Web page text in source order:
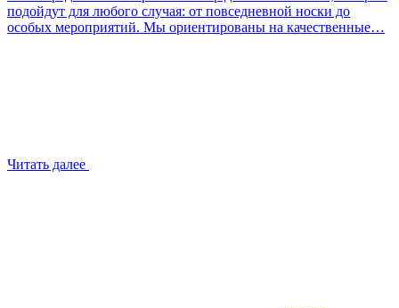
подойдут для любого случая: от повседневной носки до
особых мероприятий. Мы ориентированы на качественные…
Читать далее